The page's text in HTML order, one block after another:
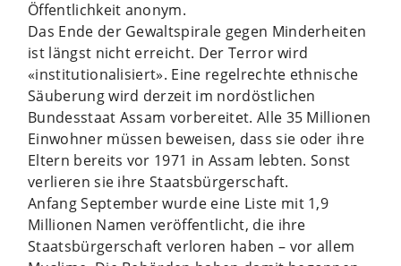
Öffentlichkeit anonym.
Das Ende der Gewaltspirale gegen Minderheiten
ist längst nicht erreicht. Der Terror wird
«institutionalisiert». Eine regelrechte ethnische
Säuberung wird derzeit im nordöstlichen
Bundesstaat Assam vorbereitet. Alle 35 Millionen
Einwohner müssen beweisen, dass sie oder ihre
Eltern bereits vor 1971 in Assam lebten. Sonst
verlieren sie ihre Staatsbürgerschaft.
Anfang September wurde eine Liste mit 1,9
Millionen Namen veröffentlicht, die ihre
Staatsbürgerschaft verloren haben – vor allem